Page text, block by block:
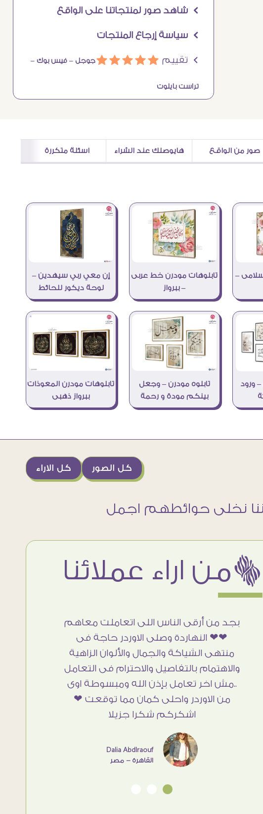
Ö شاهد صور لمنتجاتنا على الواقع
Ö سياسة إرجاع المنتجات
Ö تقييم áááááجوجل – فيس بوك –
تراست بايلوت
صور من الواقع هايوصلك عند الشراء اسئلة متكررة
–
تابلوهات مودرن خط عربى
– ببرواز
إن معي ربي سيهدين –
لوحة ديكور للحائط
ورود
تابلوه مودرن – وجعل
بينكم مودة و رحمة
تابلوهات مودرن المعوذات
ببرواز ذهبى
كل الاراء كل الصور
ëمن اراء عملائنا
بجد من أرقى الناس اللى اتعاملت معاهم
❤❤ النهاردة وصلى الاوردر حاجة فى
منتهى الشياكة والجمال والألوان الزاهية
والاهتمام بالتفاصيل والاحترام فى التعامل
..مش اخر تعامل بإذن الله ومبسوطة اوى
من الاوردر واحلى كمان مما توقعت ❤
اشكركم شكرا جزيلا
Dalia Abdlraouf
القاهرة - مصر